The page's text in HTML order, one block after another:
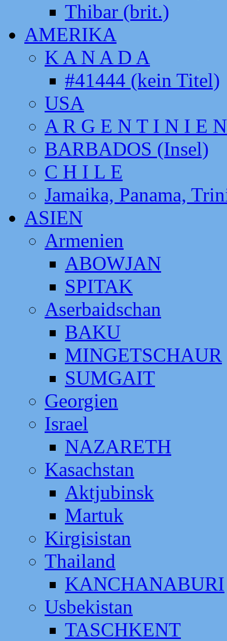
Thibar (brit.)
AMERIKA
K A N A D A
#41444 (kein Titel)
USA
A R G E N T I N I E N
BARBADOS (Insel)
C H I L E
Jamaika, Panama,
ASIEN
Armenien
ABOWJAN
SPITAK
Aserbaidschan
BAKU
MINGETSCHAUR
SUMGAIT
Georgien
Israel
NAZARETH
Kasachstan
Aktjubinsk
Martuk
Kirgisistan
Thailand
KANCHANABURI
Usbekistan
TASCHKENT